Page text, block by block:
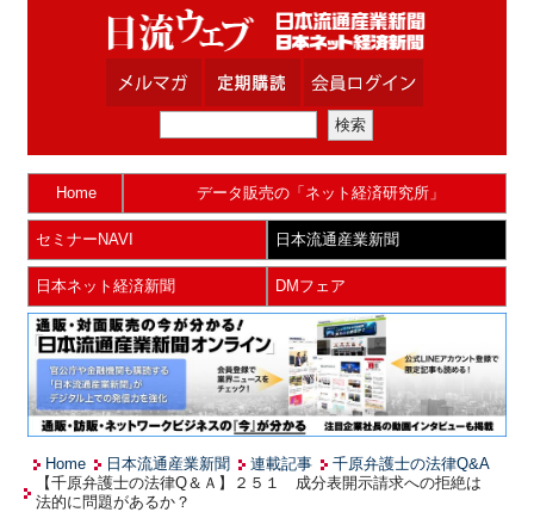
Home データ販売の「ネット経済研究所」
セミナーNAVI 日本流通産業新聞
日本ネット経済新聞 DMフェア
Home 日本流通産業新聞 連載記事
千原弁護士の法律Q&A
【千原弁護士の法律Q＆Ａ】２５１ 成分表開示請求への拒絶は
法的に問題があるか？